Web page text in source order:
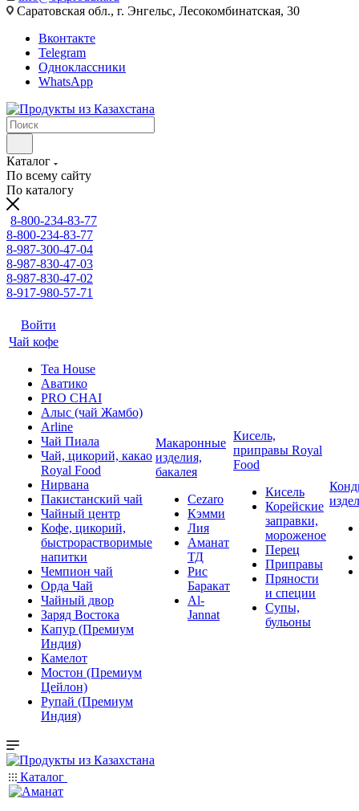
Саратовская обл., г. Энгельс, Лесокомбинатская, 30
Вконтакте
Telegram
Одноклассники
WhatsApp
Каталог
По всему сайту
По каталогу
8-800-234-83-77
8-800-234-83-77
8-987-300-47-04
8-987-830-47-03
8-987-830-47-02
8-917-980-57-71
Войти
Чай кофе
Tea House
Аватико
PRO CHAI
Алыс (чай Жамбо)
Arline
Чай Пиала
Чай, цикорий, какао
Royal Food
Нирвана
Пакистанский чай
Чайный центр
Кофе, цикорий,
быстрорастворимые
напитки
Чемпион чай
Орда Чай
Чайный двор
Заряд Востока
Капур (Премиум
Индия)
Камелот
Мостон (Премиум
Цейлон)
Рупай (Премиум
Индия)
Макаронные
изделия,
бакалея
Cezaro
Кэмми
Лия
Аманат
ТД
Рис
Баракат
Al-
Jannat
Кисель,
приправы Royal
Food
Кисель
Корейские
заправки,
мороженое
Перец
Приправы
Пряности
и специи
Супы,
бульоны
Каталог